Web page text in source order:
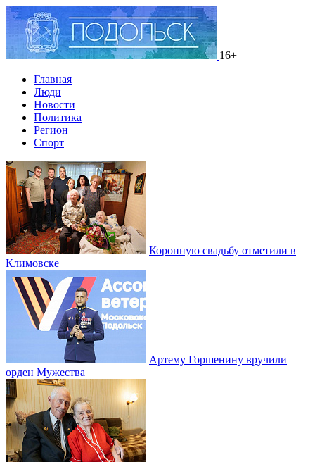
16+
Главная
Люди
Новости
Политика
Регион
Спорт
Коронную свадьбу отметили в
Климовске
Артему Горшенину вручили
орден Мужества